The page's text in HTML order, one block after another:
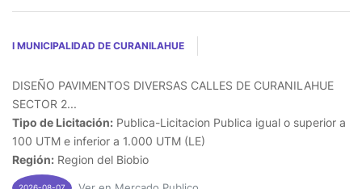
I MUNICIPALIDAD DE CURANILAHUE
DISEÑO PAVIMENTOS DIVERSAS CALLES DE CURANILAHUE
SECTOR 2...
Tipo de Licitación: Publica-Licitacion Publica igual o superior a
100 UTM e inferior a 1.000 UTM (LE)
Región: Region del Biobio